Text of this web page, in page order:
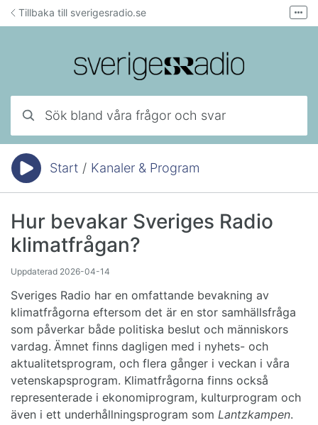
Hoppa till innehåll
Tillbaka till sverigesradio.se
Mejla lyssnarservice
Fler
Du är här:Start / Kanaler & Program
Hur bevakar Sveriges Radio
klimatfrågan?
Uppdaterad 2026-04-14
Sveriges Radio har en omfattande bevakning av
klimatfrågorna eftersom det är en stor samhällsfråga
som påverkar både politiska beslut och människors
vardag. Ämnet finns dagligen med i nyhets- och
aktualitetsprogram, och flera gånger i veckan i våra
vetenskapsprogram. Klimatfrågorna finns också
representerade i ekonomiprogram, kulturprogram och
även i ett underhållningsprogram som Lantzkampen.